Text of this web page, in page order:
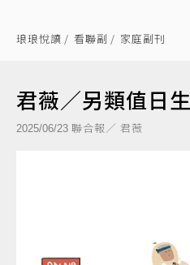
琅琅悅讀 看聯副 家庭副刊
君薇／另類值日生
2025/06/23 聯合報／ 君薇